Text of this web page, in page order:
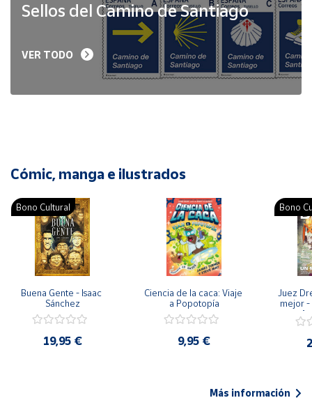
Sellos del Camino de Santiago
VER TODO
Cómic, manga e ilustrados
Bono Cultural
Buena Gente - Isaac
Sánchez
19,95 €
Ciencia de la caca: Viaje
a Popotopía
9,95 €
Bono
Juez
mejor -
Más información